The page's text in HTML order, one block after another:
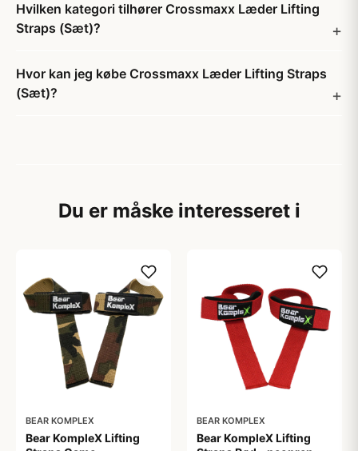
Hvilken kategori tilhører Crossmaxx Læder Lifting
Straps (Sæt)?
Hvor kan jeg købe Crossmaxx Læder Lifting Straps
(Sæt)?
Du er måske interesseret i
BEAR KOMPLEX
Bear KompleX Lifting
BEAR KOMPLEX
Bear KompleX Lifting